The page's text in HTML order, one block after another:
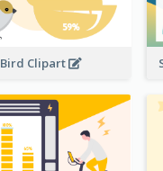
Bird Clipart